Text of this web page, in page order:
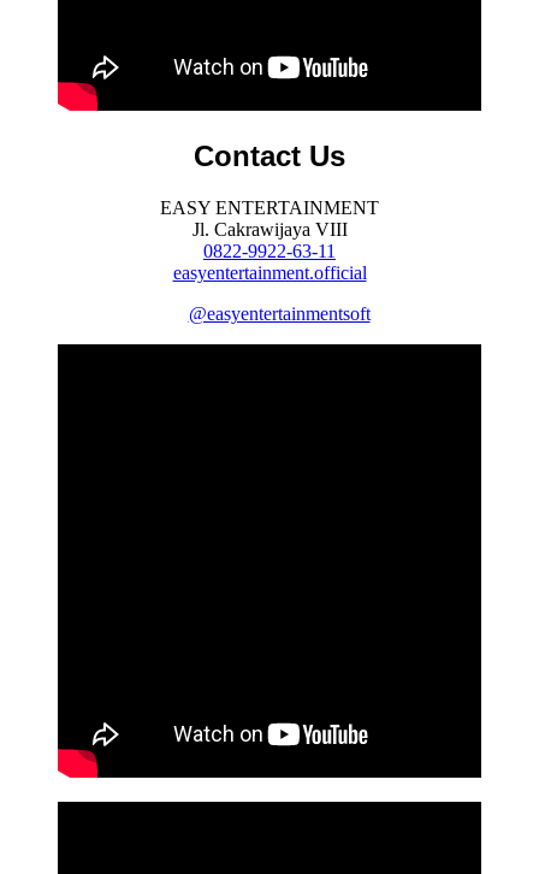
Contact Us
EASY ENTERTAINMENT
Jl. Cakrawijaya VIII
0822-9922-63-11
easyentertainment.official
@easyentertainmentsoft